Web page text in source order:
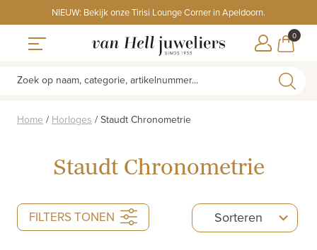
to
content
NIEUW: Bekijk onze Tirisi Lounge Corner in Apeldoorn.
0
Zoek op naam, categorie, artikelnummer...
Home / Horloges / Staudt Chronometrie
Staudt Chronometrie
FILTERS TONEN Sorteren
5
results